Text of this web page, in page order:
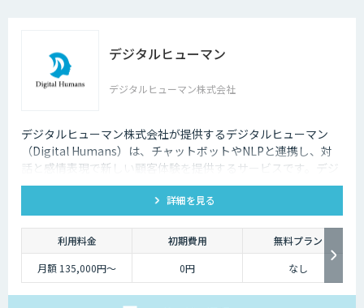
デジタルヒューマン
デジタルヒューマン株式会社
デジタルヒューマン株式会社が提供するデジタルヒューマン
（Digital Humans）は、チャットボットやNLPと連携し、対
話と感情表現で新しい顧客体験を提供するサービスです。デジ
タル従業員として、直感的で、インパクトがあり、競争力があ
るサービス創造と顧客体験が提供できます。
詳細を見る
利用料金 初期費用
無料プラン
月額 135,000円〜
0円 なし